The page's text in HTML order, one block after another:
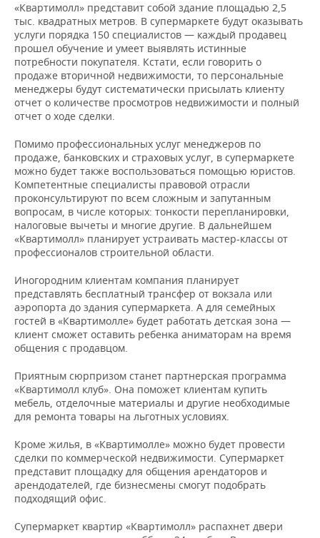
«Квартимолл» представит собой здание площадью 2,5
тыс. квадратных метров. В супермаркете будут оказывать
услуги порядка 150 специалистов — каждый продавец
прошел обучение и умеет выявлять истинные
потребности покупателя. Кстати, если говорить о
продаже вторичной недвижимости, то персональные
менеджеры будут систематически присылать клиенту
отчет о количестве просмотров недвижимости и полный
отчет о ходе сделки.
Помимо профессиональных услуг менеджеров по
продаже, банковских и страховых услуг, в супермаркете
можно будет также воспользоваться помощью юристов.
Компетентные специалисты правовой отрасли
проконсультируют по всем сложным и запутанным
вопросам, в числе которых: тонкости перепланировки,
налоговые вычеты и многие другие. В дальнейшем
«Квартимолл» планирует устраивать мастер-классы от
профессионалов строительной области.
Иногородним клиентам компания планирует
представлять бесплатный трансфер от вокзала или
аэропорта до здания супермаркета. А для семейных
гостей в «Квартимолле» будет работать детская зона —
клиент сможет оставить ребенка аниматорам на время
общения с продавцом.
Приятным сюрпризом станет партнерская программа
«Квартимолл клуб». Она поможет клиентам купить
мебель, отделочные материалы и другие необходимые
для ремонта товары на льготных условиях.
Кроме жилья, в «Квартимолле» можно будет провести
сделки по коммерческой недвижимости. Супермаркет
представит площадку для общения арендаторов и
арендодателей, где бизнесмены смогут подобрать
подходящий офис.
Супермаркет квартир «Квартимолл» распахнет двери